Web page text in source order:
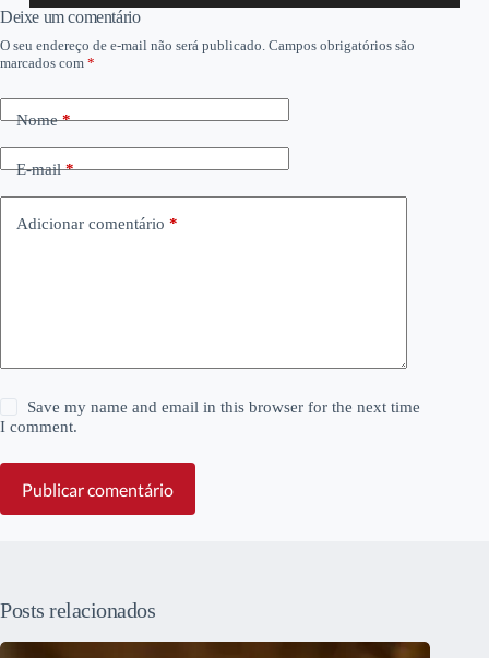
áudio
Deixe um comentário
O seu endereço de e-mail não será publicado. Campos obrigatórios são
marcados com *
Nome*
E-mail*
Adicionar comentário *
Save my name and email in this browser for the next time
I comment.
Publicar comentário
Posts relacionados